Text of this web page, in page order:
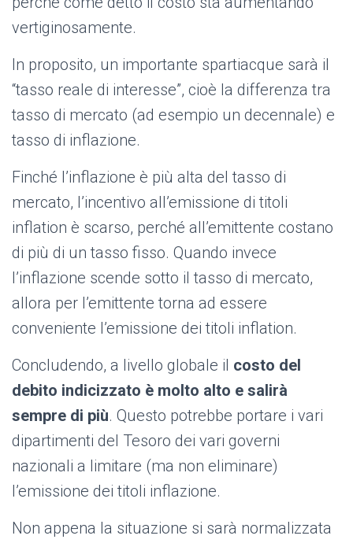
vertiginosamente.
In proposito, un importante spartiacque sarà il
“tasso reale di interesse”, cioè la differenza tra
tasso di mercato (ad esempio un decennale) e
tasso di inflazione.
Finché l’inflazione è più alta del tasso di
mercato, l’incentivo all’emissione di titoli
inflation è scarso, perché all’emittente costano
di più di un tasso fisso. Quando invece
l’inflazione scende sotto il tasso di mercato,
allora per l’emittente torna ad essere
conveniente l’emissione dei titoli inflation.
Concludendo, a livello globale il costo del
debito indicizzato è molto alto e salirà
sempre di più. Questo potrebbe portare i vari
dipartimenti del Tesoro dei vari governi
nazionali a limitare (ma non eliminare)
l’emissione dei titoli inflazione.
Non appena la situazione si sarà normalizzata